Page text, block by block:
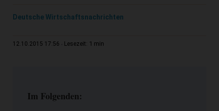
Deutsche Wirtschaftsnachrichten
12.10.2015 17:56 Lesezeit: 1 min
Im Folgenden: